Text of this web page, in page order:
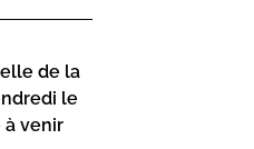
de la
le
à venir